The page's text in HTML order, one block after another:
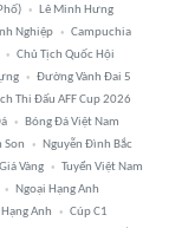
Lê Minh Hưng
Nghiệp
Campuchia
Chủ Tịch Quốc Hội
Đường Vành Đai 5
Thi Đấu AFF Cup 2026
Bóng Đá Việt Nam
Son
Nguyễn Đình Bắc
Giá Vàng
Tuyển Việt Nam
Ngoại Hạng Anh
Anh
Cúp C1